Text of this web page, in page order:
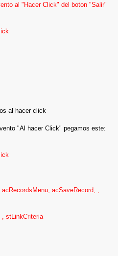
al "Hacer Click" del boton "Salir"
al hacer click
"Al hacer Click" pegamos este:
acSaveRecord, ,
, stLinkCriteria